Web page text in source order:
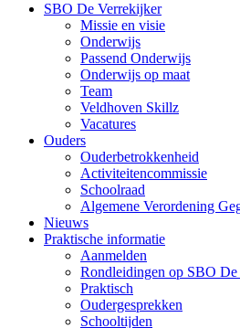
SBO De Verrekijker
Missie en visie
Onderwijs
Passend Onderwijs
Onderwijs op maat
Team
Veldhoven Skillz
Vacatures
Ouders
Ouderbetrokkenheid
Activiteitencommissie
Schoolraad
Algemene Verordening
Nieuws
Praktische informatie
Aanmelden
Rondleidingen op SBO
Praktisch
Oudergesprekken
Schooltijden